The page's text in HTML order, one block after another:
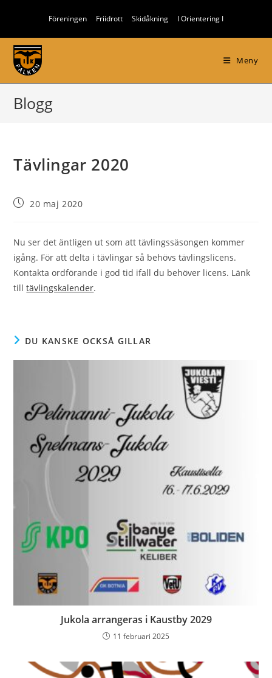
innehållet
Föreningen Friidrott Skidåkning I Orientering I
Meny
Blogg
Tävlingar 2020
Inlägget
20 maj 2020
Nu ser det äntligen ut som att tävlingssäsongen kommer
igång. För att delta i tävlingar så behövs tävlingslicens.
Kontakta ordförande i god tid ifall du behöver licens. Länk
tilltävlingskalender.
DU KANSKE OCKSÅ GILLAR
Jukola arrangeras i Kaustby 2029
11 februari 2025